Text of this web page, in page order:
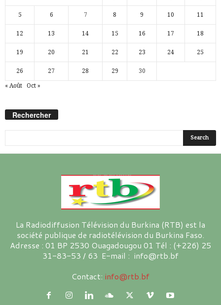
5 6 7 8 9 10 11
12 13 14 15 16 17 18
19 20 21 22 23 24 25
26 27 28 29 30
« Août Oct »
Rechercher
La Radiodiffusion Télévision du Burkina (RTB) est la
société publique de radiotélévision du Burkina Faso.
Adresse : 01 BP 2530 Ouagadougou 01 Tél : (+226) 25
31-83-53 / 63 E-mail : info@rtb.bf
Contact: info@rtb.bf